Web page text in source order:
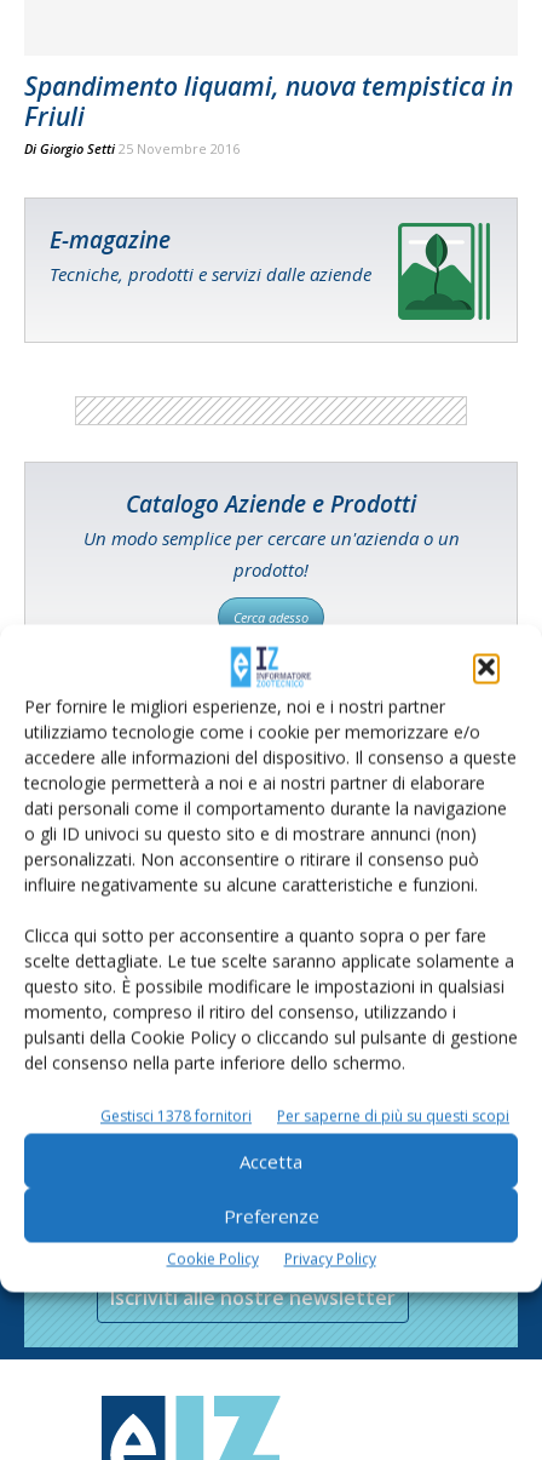
Per fornire le migliori esperienze, noi e i nostri partner
utilizziamo tecnologie come i cookie per memorizzare e/o
accedere alle informazioni del dispositivo. Il consenso a queste
tecnologie permetterà a noi e ai nostri partner di elaborare
dati personali come il comportamento durante la navigazione
o gli ID univoci su questo sito e di mostrare annunci (non)
personalizzati. Non acconsentire o ritirare il consenso può
influire negativamente su alcune caratteristiche e funzioni.
Clicca qui sotto per acconsentire a quanto sopra o per fare
scelte dettagliate. Le tue scelte saranno applicate solamente a
questo sito. È possibile modificare le impostazioni in qualsiasi
momento, compreso il ritiro del consenso, utilizzando i
pulsanti della Cookie Policy o cliccando sul pulsante di gestione
del consenso nella parte inferiore dello schermo.
Gestisci 1378 fornitori Per saperne di più su questi scopi
Accetta
Preferenze
Cookie Policy Privacy Policy
Spandimento liquami, nuova tempistica in
Friuli
Di Giorgio Setti 25 Novembre 2016
E-magazine
Tecniche, prodotti e servizi dalle aziende
Catalogo Aziende e Prodotti
Un modo semplice per cercare un'azienda o un
prodotto!
Cerca adesso
L'Esperto risponde
I consigli di Terra e Vita agli agricoltori
Cerca adesso
Rimani aggiornato sul mondo
dell’agricoltura
Iscriviti alle nostre newsletter